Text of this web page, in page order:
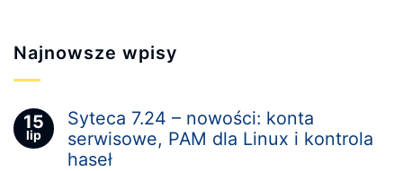
Najnowsze wpisy
15
lip
Syteca 7.24 – nowości: konta
serwisowe, PAM dla Linux i kontrola
haseł